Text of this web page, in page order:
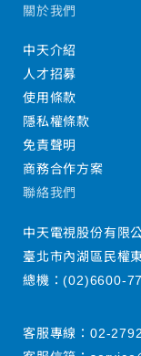
關於我們
中天介紹
人才招募
使用條款
隱私權條款
免責聲明
商務合作方案
聯絡我們
中天電視股份有限
臺北市內湖區民權
總機：(02)6600-
客服專線： 02-